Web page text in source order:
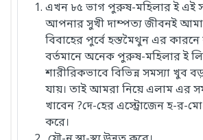
এখন ৮৫ ভাগ পুরুষ-মহিলার ই এই
আপনার সুখী দাম্পত্য জীবনই
বিবাহের পুর্বে হস্তমৈথুন এর
বর্তমানে অনেক পুরুষ-মহিলার ই
শারীরিকভাবে বিভিন্ন সমস্যা খুব
যায়। তাই আমরা নিয়ে এলাম এর
খাবেন ?দে-হের এস্ট্রোজেন হ-র-
করে।